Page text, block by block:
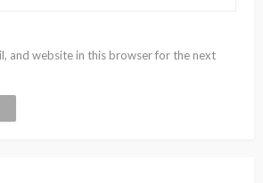
and website in this browser for the next